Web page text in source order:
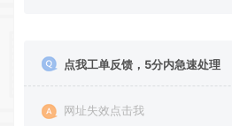
点我工单反馈，5分内急速处理
网址失效点击我